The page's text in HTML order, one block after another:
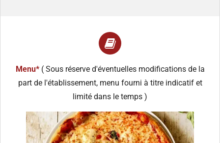
Menu*( Sous réserve d'éventuelles modifications de la
part de l'établissement, menu fourni à titre indicatif et
limité dans le temps )